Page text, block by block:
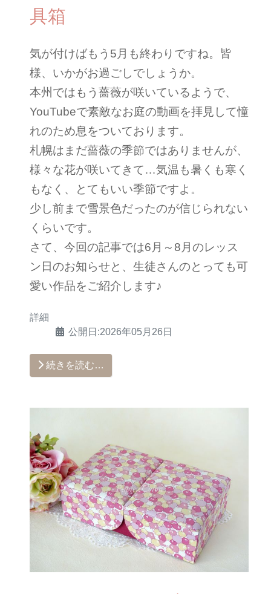
具箱
気が付けばもう5月も終わりですね。皆
様、いかがお過ごしでしょうか。
本州ではもう薔薇が咲いているようで、
YouTubeで素敵なお庭の動画を拝見して憧
れのため息をついております。
札幌はまだ薔薇の季節ではありませんが、
様々な花が咲いてきて…気温も暑くも寒く
もなく、とてもいい季節ですよ。
少し前まで雪景色だったのが信じられない
くらいです。
さて、今回の記事では6月～8月のレッス
ン日のお知らせと、生徒さんのとっても可
愛い作品をご紹介します♪
詳細
公開日:2026年05月26日
続きを読む…